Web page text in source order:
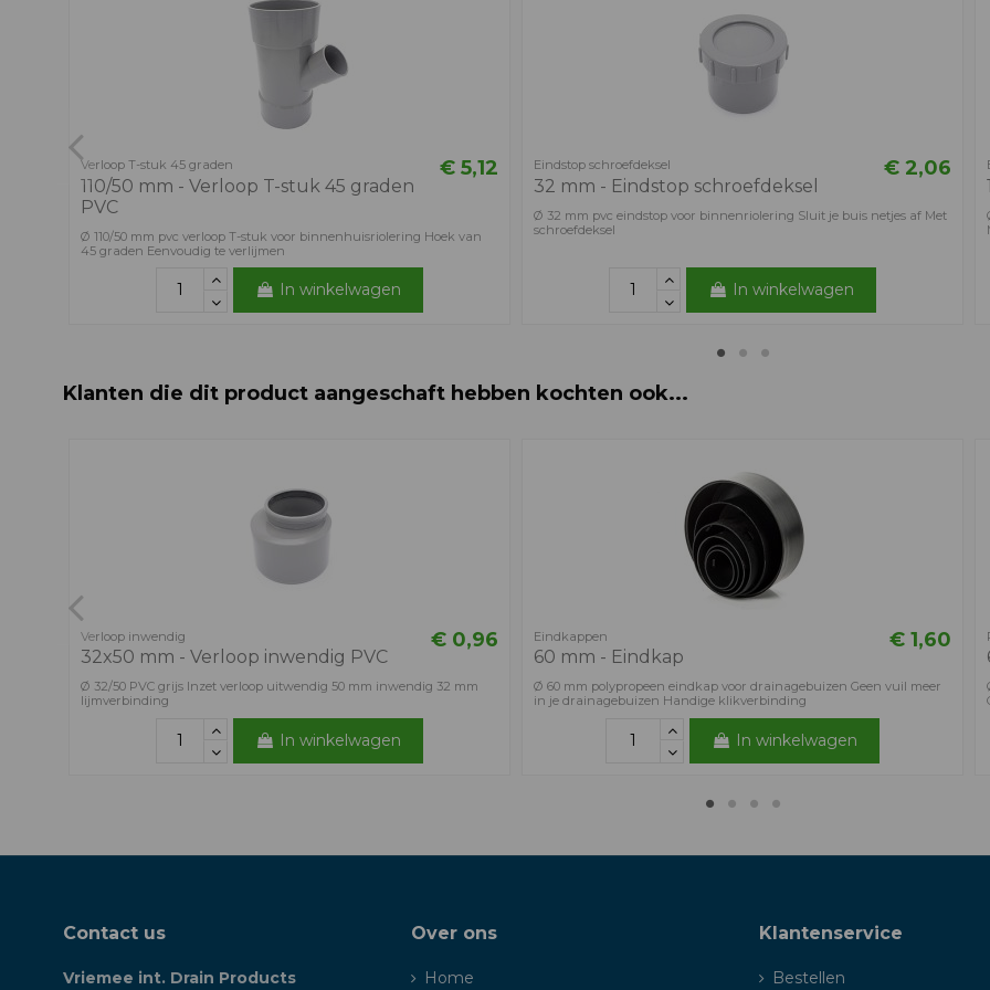
Verloop T-stuk 45 graden
110/50 mm - Verloop T-stuk 45 graden
PVC
€ 5,12
Ø 110/50 mm pvc verloop T-stuk voor binnenhuisriolering Hoek van
45 graden Eenvoudig te verlijmen
In winkelwagen
Eindstop schroefdeksel
32 mm - Eindstop schroefdeksel
€ 2,06
Ø 32 mm pvc eindstop voor binnenriolering Sluit je buis netjes af Met
schroefdeksel
In winkelwagen
Klanten die dit product aangeschaft hebben kochten ook...
Verloop inwendig
32x50 mm - Verloop inwendig PVC
€ 0,96
Ø 32/50 PVC grijs Inzet verloop uitwendig 50 mm inwendig 32 mm
lijmverbinding
In winkelwagen
Eindkappen
60 mm - Eindkap
€ 1,60
Ø 60 mm polypropeen eindkap voor drainagebuizen Geen vuil meer
in je drainagebuizen Handige klikverbinding
In winkelwagen
Contact us
Vriemee int. Drain Products
Over ons
Home
Klantenservice
Bestellen